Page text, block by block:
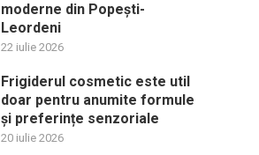
moderne din Popești-
Leordeni
22 iulie 2026
Frigiderul cosmetic este util
doar pentru anumite formule
și preferințe senzoriale
20 iulie 2026